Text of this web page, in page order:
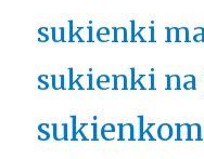
sukienki
sukienki na
sukienkom